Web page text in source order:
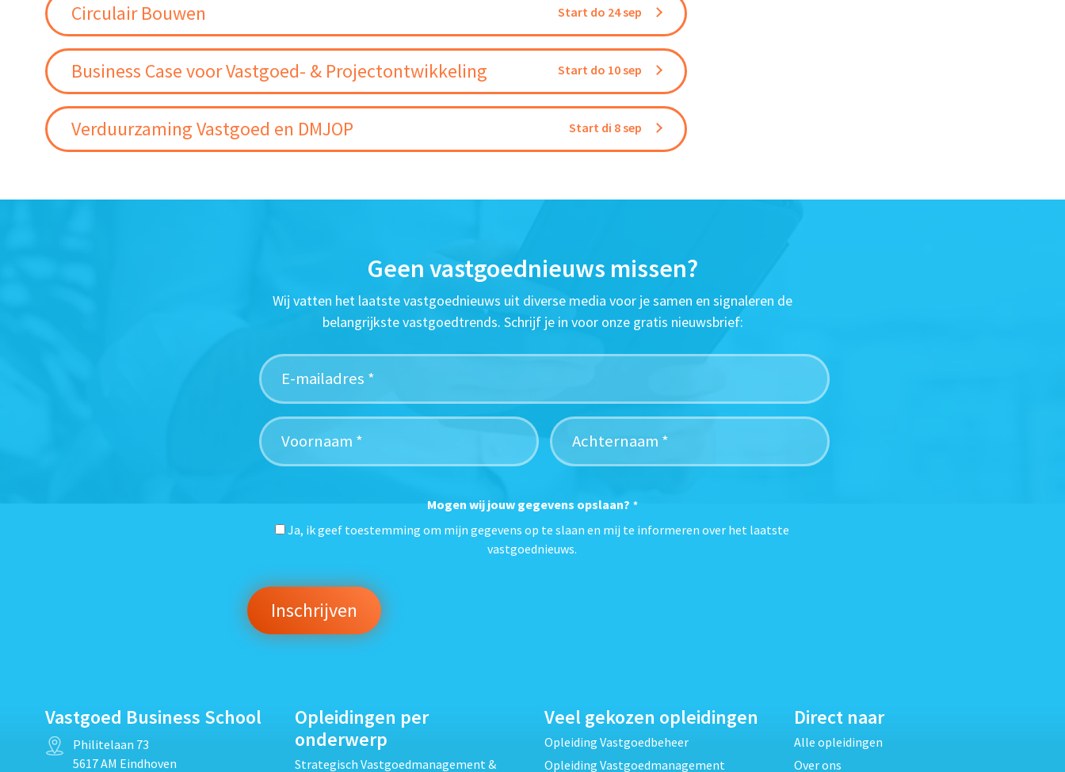
Circulair Bouwen Start do 24 sep
Business Case voor Vastgoed- & Projectontwikkeling Start do 10 sep
Verduurzaming Vastgoed en DMJOP Start di 8 sep
Geen vastgoednieuws missen?
Wij vatten het laatste vastgoednieuws uit diverse media voor je samen en signaleren de
belangrijkste vastgoedtrends. Schrijf je in voor onze gratis nieuwsbrief:
Mogen wij jouw gegevens opslaan? *
Ja, ik geef toestemming om mijn gegevens op te slaan en mij te informeren over het laatste
vastgoednieuws.
Vastgoed Business School
Philitelaan 73
5617 AM Eindhoven
Opleidingen per
onderwerp
Strategisch Vastgoedmanagement &
Veel gekozen opleidingen
Opleiding Vastgoedbeheer
Opleiding Vastgoedmanagement
Direct naar
Alle opleidingen
Over ons